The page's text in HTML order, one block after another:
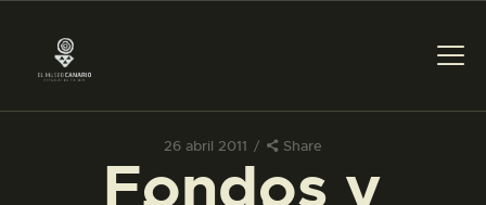
26 abril 2011 Share
Fondos y
PREPARAR LA VISITA